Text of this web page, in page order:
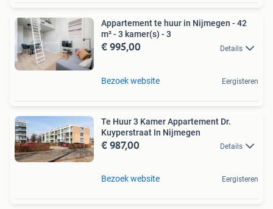
Appartement te huur in Nijmegen - 42
m² - 3 kamer(s) - 3
€ 995,00 Details
Bezoek website Eergisteren
Te Huur 3 Kamer Appartement Dr.
Kuyperstraat In Nijmegen
€ 987,00 Details
Bezoek website Eergisteren